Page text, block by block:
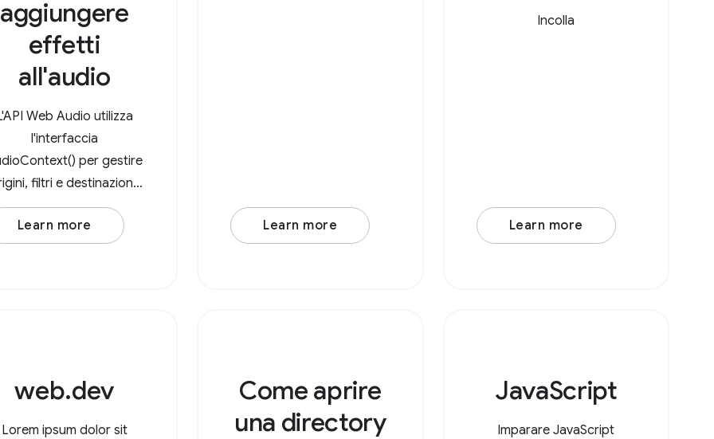
aggiungere
effetti
all'audio
Web Audio utilizza
l'interfaccia
per gestire
filtri e destinazioni.
Dopo aver creato un
AudioContext(),
Learn more Learn more
Incolla
Learn more
web.dev
Lorem ipsum dolor sit
Come aprire
una directory
JavaScript
Imparare JavaScript